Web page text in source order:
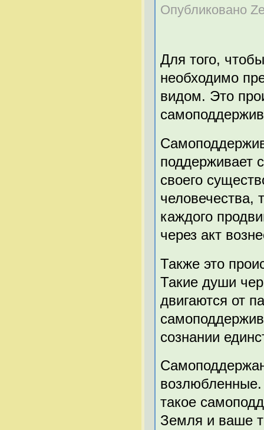
Опубликовано
Для того,
необходимо
видом. Это
поддерживает
своего
человечества,
каждого
через акт
Также это
Такие души
двигаются от
сознании
возлюбленные.
такое
Земля и ваше